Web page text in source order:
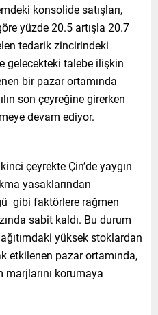
konsolide satışları,
yüzde 20.5 artışla 20.7
tedarik zincirindeki
gelecekteki talebe ilişkin
bir pazar ortamında
son çeyreğine girerken
devam ediyor.
çeyrekte Çin’de yaygın
yasaklarından
gibi faktörlere rağmen
sabit kaldı. Bu durum
yüksek stoklardan
etkilenen pazar ortamında,
korumaya